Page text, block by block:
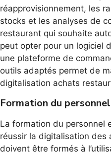
réapprovisionnement, les
stocks et les analyses de
restaurant qui souhaite
peut opter pour un logiciel
une plateforme de
outils adaptés permet de
digitalisation achats
Formation du personnel
La formation du personnel
réussir la digitalisation des
doivent être formés à